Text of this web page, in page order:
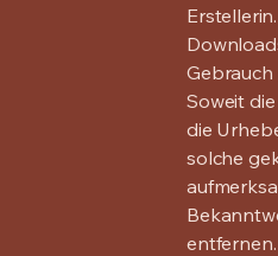
Erstellerin.
Soweit
die
solche
entfernen.